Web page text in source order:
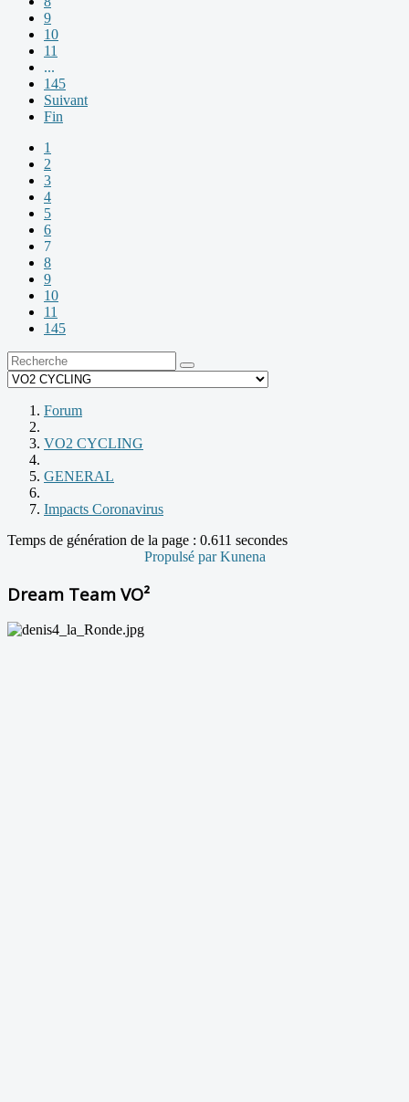
9
10
11
...
145
Suivant
Fin
1
2
3
4
5
6
7
8
9
10
11
145
Forum
VO2 CYCLING
GENERAL
Impacts Coronavirus
Temps de génération de la page : 0.611 secondes
Propulsé parKunena
Dream Team VO²